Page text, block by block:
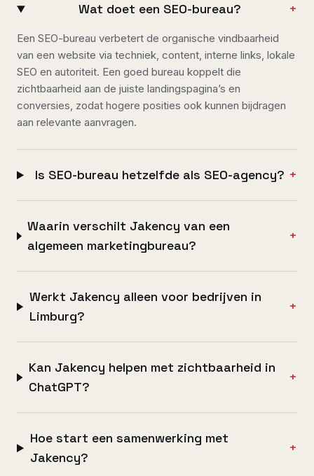
Wat doet een SEO-bureau? +
Een SEO-bureau verbetert de organische vindbaarheid
van een website via techniek, content, interne links, lokale
SEO en autoriteit. Een goed bureau koppelt die
zichtbaarheid aan de juiste landingspagina’s en
conversies, zodat hogere posities ook kunnen bijdragen
aan relevante aanvragen.
Is SEO-bureau hetzelfde als SEO-agency? +
Waarin verschilt Jakency van een
algemeen marketingbureau?
+
Werkt Jakency alleen voor bedrijven in
Limburg?
+
Kan Jakency helpen met zichtbaarheid in
ChatGPT?
+
Hoe start een samenwerking met
Jakency?
+